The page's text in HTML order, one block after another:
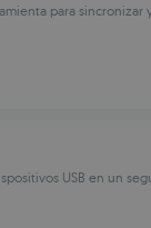
para sincronizar
USB en un